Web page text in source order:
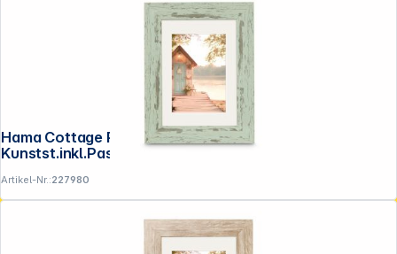
Hama Cottage Pastell-Mint 13x18
Kunstst.inkl.Passepartout 193334
Artikel-Nr.:227980